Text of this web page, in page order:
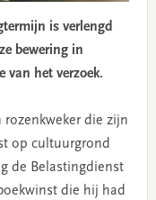
is verlengd
bewering in
van het verzoek.
rozenkweker die zijn
op cultuurgrond
de Belastingdienst
die hij had